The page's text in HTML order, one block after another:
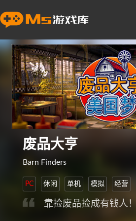
废品大亨
Barn Finders
PC 休闲 单机 模拟 经营
靠捡废品捡成有钱人！